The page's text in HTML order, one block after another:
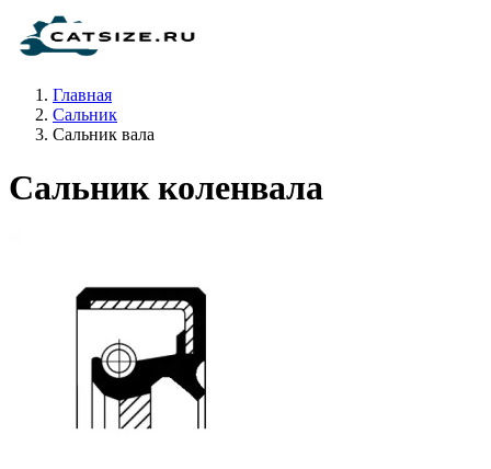
Главная
Сальник
Сальник вала
Сальник коленвала